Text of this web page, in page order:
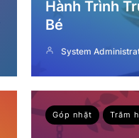
Hành Trình
Bé
System
Góp nhặt Trăm